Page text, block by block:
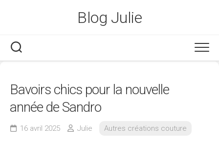
Blog Julie
Bavoirs chics pour la nouvelle
année de Sandro
16 avril 2025 Julie Autres créations couture